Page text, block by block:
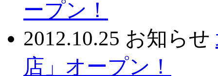
ープン！
2012.10.25 お知らせ
店」オープン！